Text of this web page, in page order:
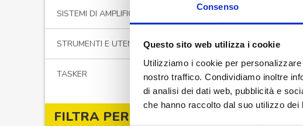
Consenso
Questo sito web utilizza i cookie
Utilizziamo i cookie per
nostro traffico. Condividiamo inoltre
di analisi dei dati web, pubblicità e
che hanno raccolto dal suo utilizzo dei
SISTEMI DI AMPLIFICAZIONE
STRUMENTI E UTENSILI
TASKER
FILTRA PER PREZZO